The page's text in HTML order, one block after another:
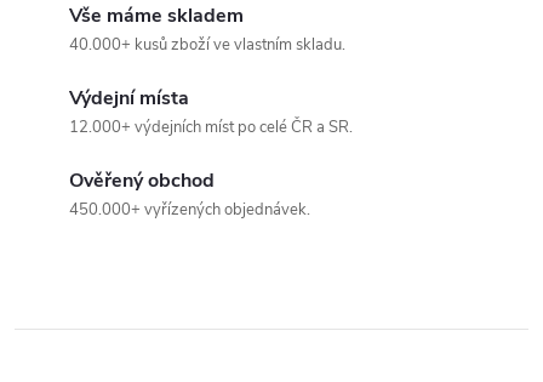
Vše máme skladem
40.000+ kusů zboží ve vlastním skladu.
Výdejní místa
12.000+ výdejních míst po celé ČR a SR.
Ověřený obchod
450.000+ vyřízených objednávek.